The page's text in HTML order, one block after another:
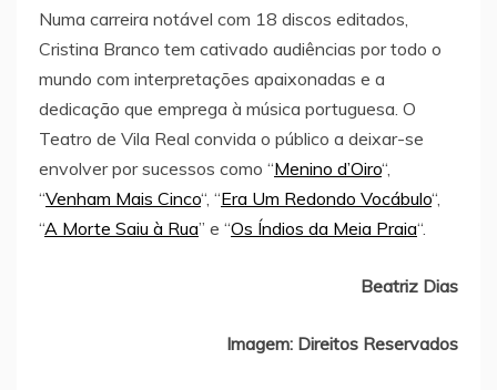
Numa carreira notável com 18 discos editados,
Cristina Branco tem cativado audiências por todo o
mundo com interpretações apaixonadas e a
dedicação que emprega à música portuguesa. O
Teatro de Vila Real convida o público a deixar-se
envolver por sucessos como “Menino d’Oiro“,
“Venham Mais Cinco“, “Era Um Redondo Vocábulo“,
“A Morte Saiu à Rua” e “Os Índios da Meia Praia“.
Beatriz Dias
Imagem: Direitos Reservados